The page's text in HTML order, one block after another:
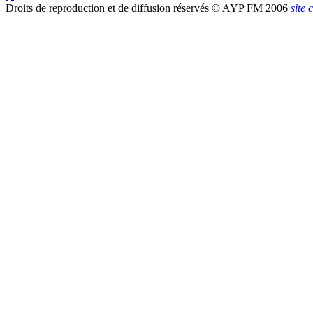
Droits de reproduction et de diffusion réservés © AYP FM 2006 site